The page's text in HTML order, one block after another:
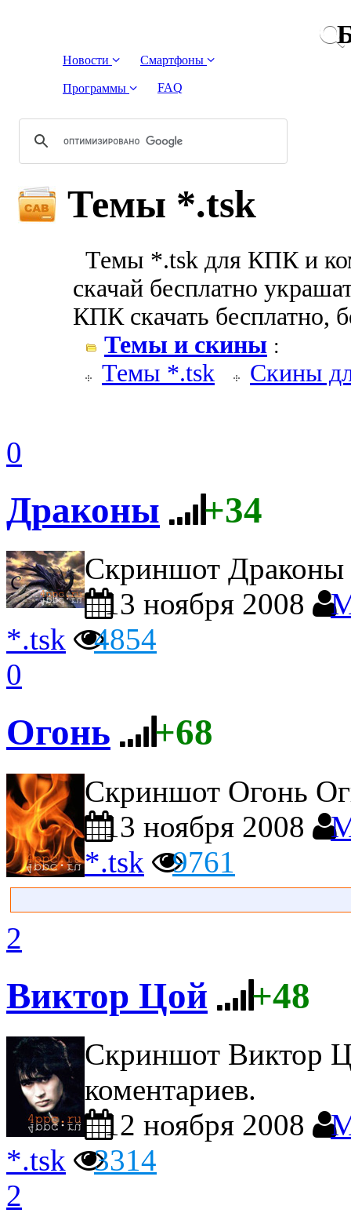
Новости Смартфоны
Программы FAQ
Темы *.tsk
Темы *.tsk для КПК и
скачай бесплатно
КПК скачать бесплатно,
Темы и скины :
Темы *.tsk Скины
0
Драконы +34
Скриншот Драконы
13 ноября 2008
*.tsk
4854
0
Огонь +68
Скриншот Огонь
13 ноября 2008
*.tsk
9761
2
Виктор Цой +48
Скриншот Виктор
коментариев.
12 ноября 2008
*.tsk
3314
2